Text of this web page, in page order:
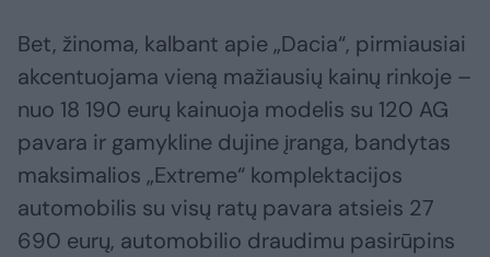
Bet, žinoma, kalbant apie „Dacia“, pirmiausiai
akcentuojama vieną mažiausių kainų rinkoje –
nuo 18 190 eurų kainuoja modelis su 120 AG
pavara ir gamykline dujine įranga, bandytas
maksimalios „Extreme“ komplektacijos
automobilis su visų ratų pavara atsieis 27
690 eurų, automobilio draudimu pasirūpins